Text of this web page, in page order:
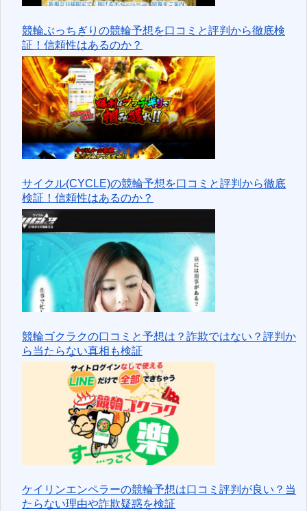
競輪ぶっちぎりの競輪予想を口コミと評判から徹底検
証！信頼性はあるのか？
サイクル(CYCLE)の競輪予想を口コミと評判から徹底
検証！信頼性はあるのか？
競輪ゴクラクの口コミと予想は？詐欺ではない？評判か
ら当たらない真相も検証
ケイリンエンペラーの競輪予想は口コミ評判が良い？当
たらない理由や詐欺疑惑を検証